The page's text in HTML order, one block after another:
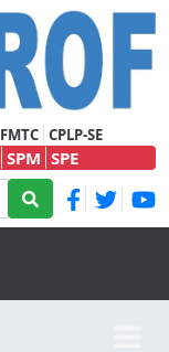
FMTC CPLP-SE
SPM SPE